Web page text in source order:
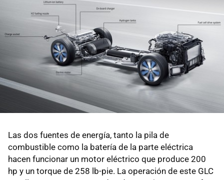
Las dos fuentes de energía, tanto la pila de
combustible como la batería de la parte eléctrica
hacen funcionar un motor eléctrico que produce 200
hp y un torque de 258 lb-pie. La operación de este GLC